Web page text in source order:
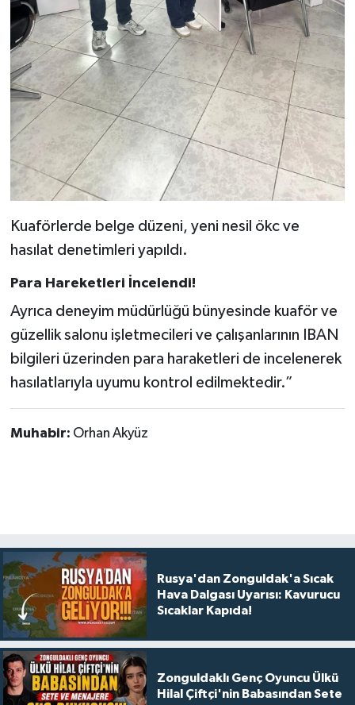
Kuaförlerde belge düzeni, yeni nesil ökc ve
hasılat denetimleri yapıldı.
Para Hareketleri İncelendi!
Ayrıca deneyim müdürlüğü bünyesinde kuaför ve
güzellik salonu işletmecileri ve çalışanlarının IBAN
bilgileri üzerinden para haraketleri de incelenerek
hasılatlarıyla uyumu kontrol edilmektedir.”
Muhabir: Orhan Akyüz
Rusya'dan Zonguldak'a Sıcak
Hava Dalgası Uyarısı: Kavurucu
Sıcaklar Kapıda!
Zonguldaklı Genç Oyuncu Ülkü
Hilal Çiftçi'nin Babasından Sete